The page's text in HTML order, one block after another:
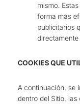
mismo.
forma más
publicitarios
COOKIES QUE
A continuación, se
dentro del Sitio,